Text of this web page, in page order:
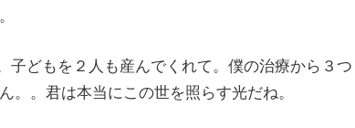
どもを２人も産んでくれて。僕の治療から３つ
。君は本当にこの世を照らす光だね。